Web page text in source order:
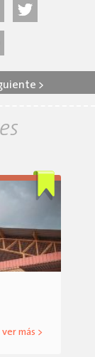
>
ver más >